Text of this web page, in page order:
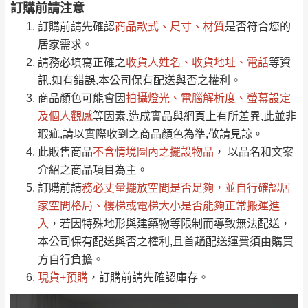
訂購前請注意
訂購前請先確認商品款式、尺寸、材質是否符合您的
居家需求。
請務必填寫正確之收貨人姓名、收貨地址、電話等資
訊,如有錯誤,本公司保有配送與否之權利。
商品顏色可能會因拍攝燈光、電腦解析度、螢幕設定
及個人觀感等因素,造成實品與網頁上有所差異,此並非
瑕疵,請以實際收到之商品顏色為準,敬請見諒。
此販售商品不含情境圖內之擺設物品 ， 以品名和文案
介紹之商品項目為主。
訂購前請務必丈量擺放空間是否足夠 ，並自行確認居
家空間格局、 樓梯或電梯大小是否能夠正常搬運進
入 ，若因特殊地形與建築物等限制而導致無法配送，
本公司保有配送與否之權利,且首趟配送運費須由購買
方自行負擔。
現貨+預購 ，訂購前請先確認庫存。
運 費 說 明
運送地區 運送費用
偏遠地區
（請先線上詢問 LINE
→@dershin ）
桃園
免 運
費
復興鄉
新竹
峨眉鄉、五峰鄉、
橫山、北埔鄉、尖
石鄉、寶山鄉山
區、新埔山區、芎
注意事項：
由於品項繁多，網頁無法及時更新，如有需
要購買商品，請於出發前來電或到「官方
Line客服」來信確認商品是否有「現貨」與
「金額」。
若商品價格或庫存有異常，商家有權取消訂
單。部分網路商品恕無法更改原設計或客製，敬請
見諒！
接單後二日內(不含例假日)，我們客服會與您
電話聯絡或E-Mail通知確認訂單。
（線上客
服 LINE → @dershin）
下單前先詢問是否現貨 ，若未詢問下單後無
現貨我們客服會再來電或E-Mail與您聯絡
（洽詢方式請搜尋 Line ID →
0/5 (0)筆
全部 依評論高至低排列
依評論低至高排列 只顯示附上圖片
只顯示附上評論